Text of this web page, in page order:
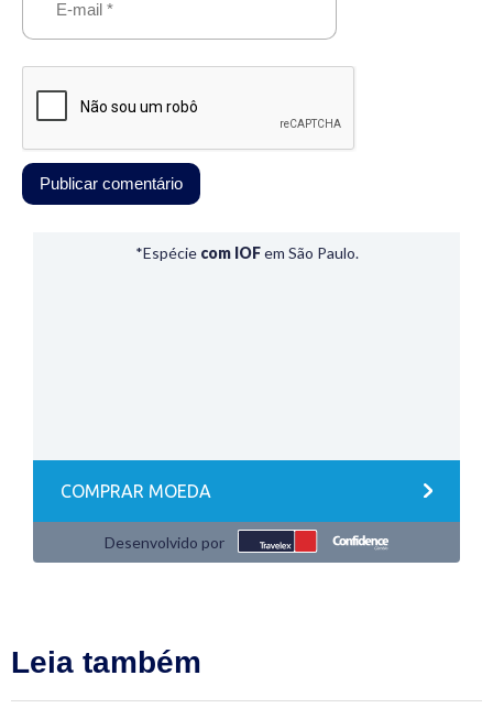
Leia também